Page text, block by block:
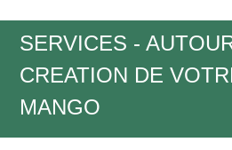
SERVICES -
CREATION DE
MANGO